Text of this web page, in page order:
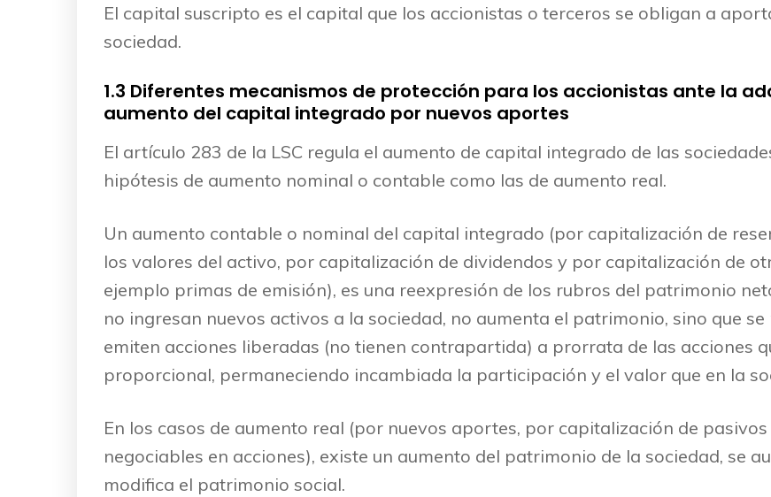
El capital suscripto es el capital que los accionistas o terceros se obligan a
sociedad.
1.3 Diferentes mecanismos de protección para los accionistas ante la
aumento del capital integrado por nuevos aportes
El artículo 283 de la LSC regula el aumento de capital integrado de las
hipótesis de aumento nominal o contable como las de aumento real.
Un aumento contable o nominal del capital integrado (por capitalización de
los valores del activo, por capitalización de dividendos y por capitalización de
ejemplo primas de emisión), es una reexpresión de los rubros del patrimonio
no ingresan nuevos activos a la sociedad, no aumenta el patrimonio, sino que
emiten acciones liberadas (no tienen contrapartida) a prorrata de las acciones
proporcional, permaneciendo incambiada la participación y el valor que en la
En los casos de aumento real (por nuevos aportes, por capitalización de
negociables en acciones), existe un aumento del patrimonio de la sociedad, se
modifica el patrimonio social.